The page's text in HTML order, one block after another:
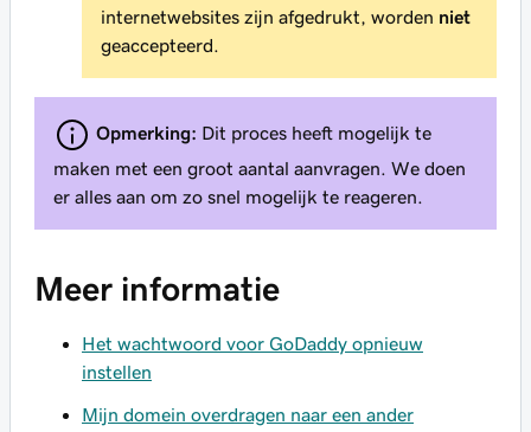
internetwebsites zijn afgedrukt, worden niet
geaccepteerd.
Opmerking: Dit proces heeft mogelijk te
maken met een groot aantal aanvragen. We doen
er alles aan om zo snel mogelijk te reageren.
Meer informatie
Het wachtwoord voor GoDaddy opnieuw
instellen
Mijn domein overdragen naar een ander